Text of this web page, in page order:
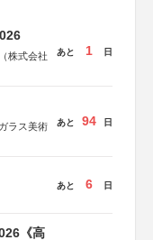
株式会社
あと 1 日
ラス美術
あと 94 日
あと 6 日
《高